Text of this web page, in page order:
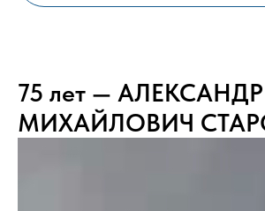
75 лет — АЛЕКСАНДР
МИХАЙЛОВИЧ